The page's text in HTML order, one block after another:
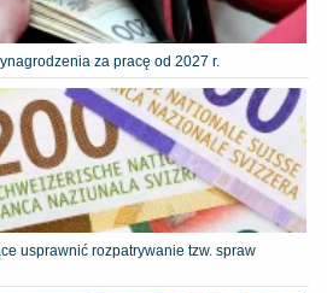
za pracę od 2027 r.
usprawnić rozpatrywanie tzw. spraw